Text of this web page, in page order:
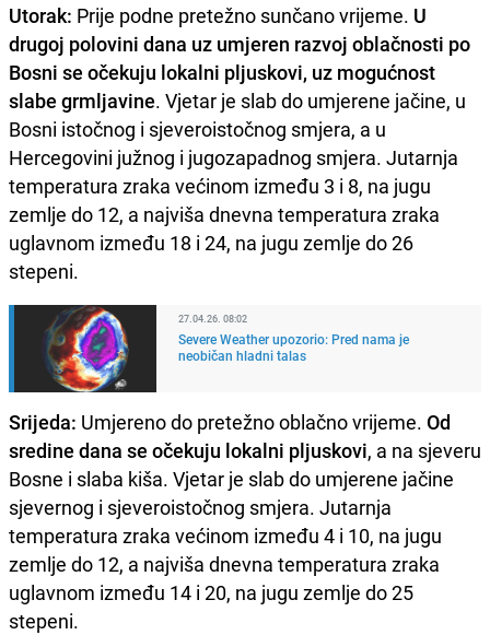
Utorak: Prije podne pretežno sunčano vrijeme. U
drugoj polovini dana uz umjeren razvoj oblačnosti po
Bosni se očekuju lokalni pljuskovi, uz mogućnost
slabe grmljavine. Vjetar je slab do umjerene jačine, u
Bosni istočnog i sjeveroistočnog smjera, a u
Hercegovini južnog i jugozapadnog smjera. Jutarnja
temperatura zraka većinom između 3 i 8, na jugu
zemlje do 12, a najviša dnevna temperatura zraka
uglavnom između 18 i 24, na jugu zemlje do 26
stepeni.
27.04.26. 08:02
Severe Weather upozorio: Pred nama je
neobičan hladni talas
Srijeda: Umjereno do pretežno oblačno vrijeme. Od
sredine dana se očekuju lokalni pljuskovi, a na sjeveru
Bosne i slaba kiša. Vjetar je slab do umjerene jačine
sjevernog i sjeveroistočnog smjera. Jutarnja
temperatura zraka većinom između 4 i 10, na jugu
zemlje do 12, a najviša dnevna temperatura zraka
uglavnom između 14 i 20, na jugu zemlje do 25
stepeni.